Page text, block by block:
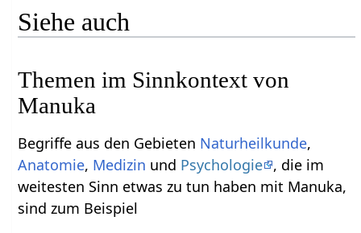
Siehe auch
Themen im Sinnkontext von
Manuka
Begriffe aus den Gebieten Naturheilkunde,
Anatomie, Medizin und Psychologie , die im
weitesten Sinn etwas zu tun haben mit Manuka,
sind zum Beispiel